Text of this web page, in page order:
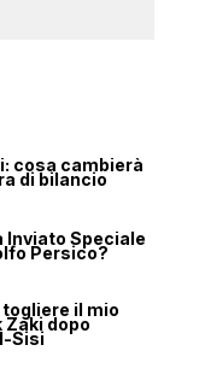
cosa cambierà
di bilancio
Inviato Speciale
Persico?
il mio
Zaki dopo
Sisi